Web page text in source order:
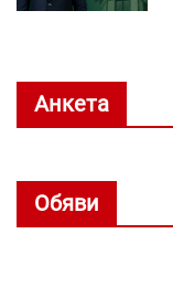
Анкета
Обяви